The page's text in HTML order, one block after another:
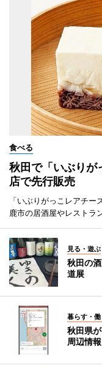
食べる
秋田で「いぶり
店で先行販売
「いぶりがっこレアチ
鹿市の居酒屋やレストラ
見る・遊ぶ
秋田の
道展
暮らす・働
秋田県
周辺情